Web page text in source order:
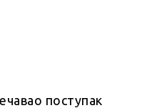
поступак